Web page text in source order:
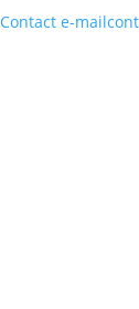
Contact e-mail